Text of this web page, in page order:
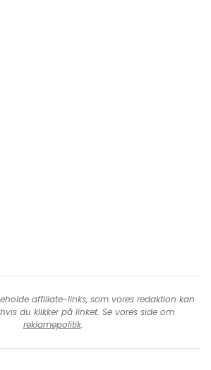
affiliate-links, som vores redaktion kan
du klikker på linket. Se vores side om
reklamepolitik.